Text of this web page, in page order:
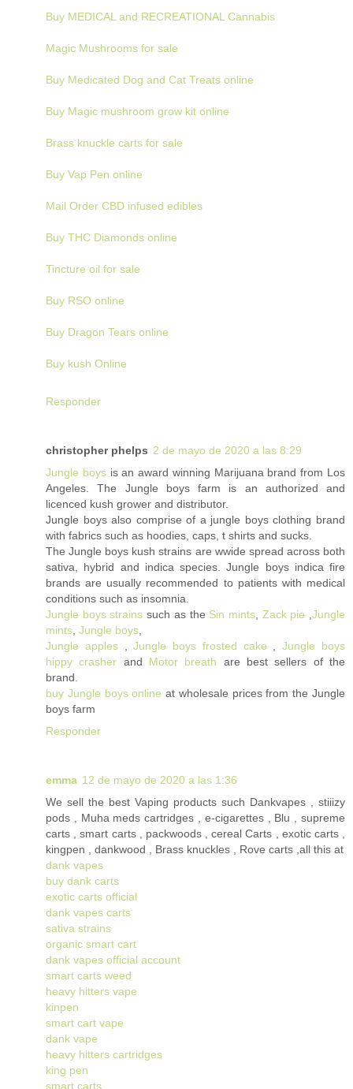
Buy MEDICAL and RECREATIONAL Cannabis
Magic Mushrooms for sale
Buy Medicated Dog and Cat Treats online
Buy Magic mushroom grow kit online
Brass knuckle carts for sale
Buy Vap Pen online
Mail Order CBD infused edibles
Buy THC Diamonds online
Tincture oil for sale
Buy RSO online
Buy Dragon Tears online
Buy kush Online
Responder
christopher phelps 2 de mayo de 2020 a las 8:29
Jungle boysis an award winning Marijuana brand from Los
Angeles. The Jungle boys farm is an authorized and
licenced kush grower and distributor.
Jungle boys also comprise of a jungle boys clothing brand
with fabrics such as hoodies, caps, t shirts and sucks.
The Jungle boys kush strains are wwide spread across both
sativa, hybrid and indica species. Jungle boys indica fire
brands are usually recommended to patients with medical
conditions such as insomnia.
Jungle boys strains such as the Sin mints, Zack pie ,Jungle
mints, Jungle boys,
Jungle apples,Jungle boys frosted cake ,Jungle boys
hippy crasher and Motor breath are best sellers of the
brand.
buy Jungle boys online at wholesale prices from the Jungle
boys farm
Responder
emma 12 de mayo de 2020 a las 1:36
We sell the best Vaping products such Dankvapes , stiiizy
pods , Muha meds cartridges , e-cigarettes , Blu , supreme
carts , smart carts , packwoods , cereal Carts , exotic carts ,
kingpen , dankwood , Brass knuckles , Rove carts ,all this at
dank vapes
buy dank carts
exotic carts official
dank vapes carts
sativa strains
organic smart cart
dank vapes official account
smart carts weed
heavy hitters vape
kinpen
smart cart vape
dank vape
heavy hitters cartridges
king pen
smart carts